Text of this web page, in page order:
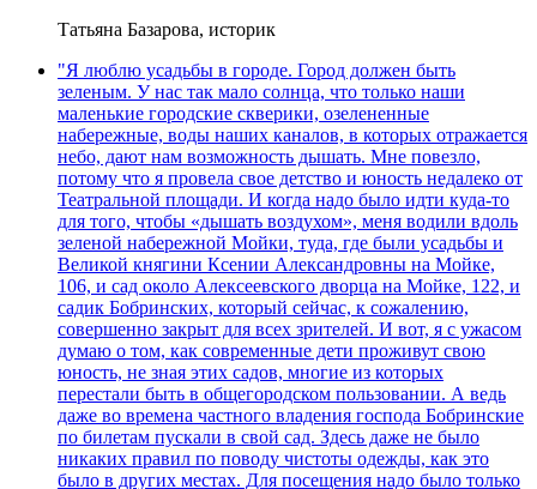
Татьяна Базарова, историк
"Я люблю усадьбы в городе. Город должен быть
зеленым. У нас так мало солнца, что только наши
маленькие городские скверики, озелененные
набережные, воды наших каналов, в которых отражается
небо, дают нам возможность дышать. Мне повезло,
потому что я провела свое детство и юность недалеко от
Театральной площади. И когда надо было идти куда-то
для того, чтобы «дышать воздухом», меня водили вдоль
зеленой набережной Мойки, туда, где были усадьбы и
Великой княгини Ксении Александровны на Мойке,
106, и сад около Алексеевского дворца на Мойке, 122, и
садик Бобринских, который сейчас, к сожалению,
совершенно закрыт для всех зрителей. И вот, я с ужасом
думаю о том, как современные дети проживут свою
юность, не зная этих садов, многие из которых
перестали быть в общегородском пользовании. А ведь
даже во времена частного владения господа Бобринские
по билетам пускали в свой сад. Здесь даже не было
никаких правил по поводу чистоты одежды, как это
было в других местах. Для посещения надо было только